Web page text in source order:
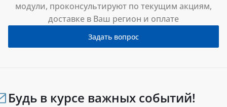
модули, проконсультируют по текущим акциям,
доставке в Ваш регион и оплате
Задать вопрос
Будь в курсе важных событий!